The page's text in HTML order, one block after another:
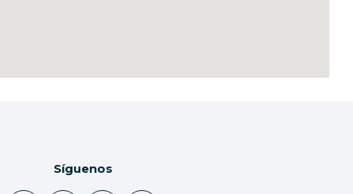
Síguenos